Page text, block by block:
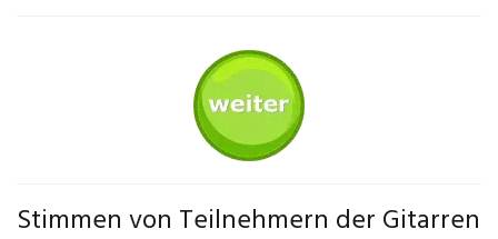
Stimmen von Teilnehmern der Gitarren